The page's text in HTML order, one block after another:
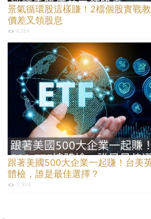
景氣循環股這樣賺！2檔個股實戰
價差又領股息
4,264
跟著美國500大企業一起賺！台美
體檢，誰是最佳選擇？
11,954